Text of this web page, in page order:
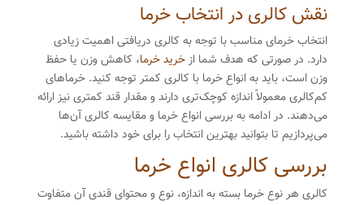
نقش کالری در انتخاب خرما
انتخاب خرمای مناسب با توجه به کالری دریافتی اهمیت زیادی
دارد. در صورتی که هدف شما ازخرید خرما، کاهش وزن یا حفظ
وزن است، باید به انواع خرما با کالری کمتر توجه کنید. خرماهای
کم‌کالری معمولاً اندازه کوچک‌تری دارند و مقدار قند کمتری نیز ارائه
می‌دهند. در ادامه به بررسی انواع خرما و مقایسه کالری آن‌ها
می‌پردازیم تا بتوانید بهترین انتخاب را برای خود داشته باشید.
بررسی کالری انواع خرما
کالری هر نوع خرما بسته به اندازه، نوع و محتوای قندی آن متفاوت